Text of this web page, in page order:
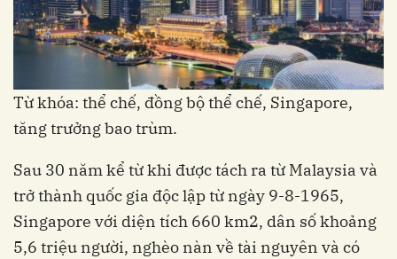
Từ khóa: thể chế, đồng bộ thể chế, Singapore,
tăng trưởng bao trùm.
Sau 30 năm kể từ khi được tách ra từ Malaysia và
trở thành quốc gia độc lập từ ngày 9-8-1965,
Singapore với diện tích 660 km2, dân số khoảng
5,6 triệu người, nghèo nàn về tài nguyên và có